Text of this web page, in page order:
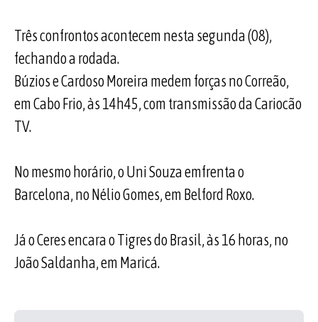
Três confrontos acontecem nesta segunda (08),
fechando a rodada.
Búzios e Cardoso Moreira medem forças no Correão,
em Cabo Frio, às 14h45, com transmissão da Cariocão
TV.
No mesmo horário, o Uni Souza emfrenta o
Barcelona, no Nélio Gomes, em Belford Roxo.
Já o Ceres encara o Tigres do Brasil, às 16 horas, no
João Saldanha, em Maricá.